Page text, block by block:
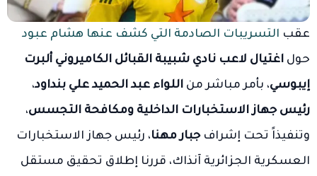
عقب التسريبات الصادمة التي كشف عنها هشام عبود
حول اغتيال لاعب نادي شبيبة القبائل الكاميروني ألبرت
إيبوسي، بأمر مباشر من اللواء عبد الحميد علي بنداود،
رئيس جهاز الاستخبارات الداخلية ومكافحة التجسس،
وتنفيذاً تحت إشرافجبار مهنا، رئيس جهاز الاستخبارات
العسكرية الجزائرية آنذاك، قررنا إطلاق تحقيق مستقل